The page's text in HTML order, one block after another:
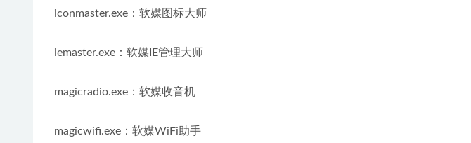
iconmaster.exe：软媒图标大师
iemaster.exe：软媒IE管理大师
magicradio.exe：软媒收音机
magicwifi.exe：软媒WiFi助手